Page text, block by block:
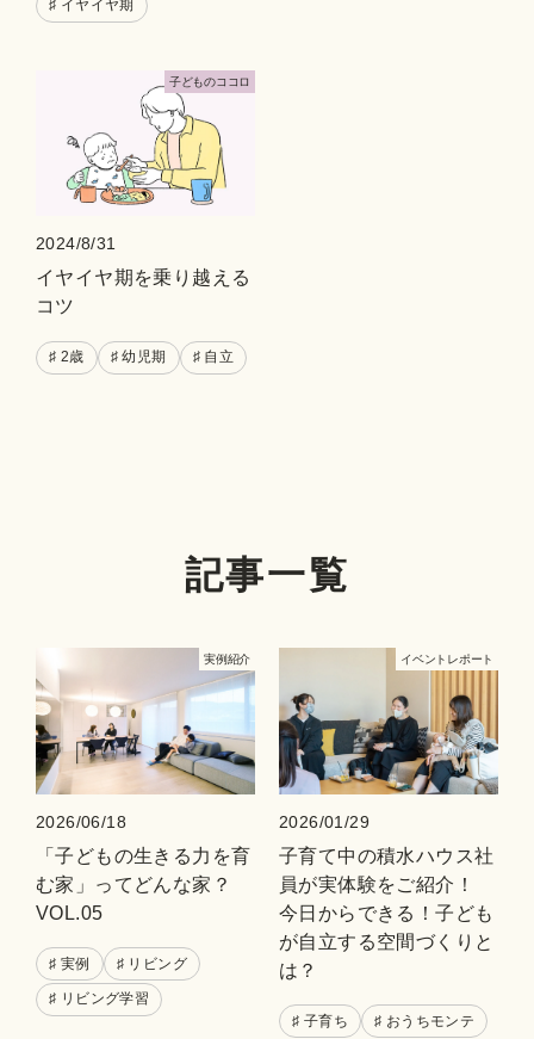
♯ イヤイヤ期
⼦どものココロ
2024/8/31
イヤイヤ期を乗り越える
コツ
♯ 2歳 ♯ 幼児期 ♯ 自立
記事一覧
実例紹介
2026/06/18
「子どもの生きる力を育
む家」ってどんな家？
VOL.05
♯ 実例 ♯ リビング
♯ リビング学習
イベントレポート
2026/01/29
子育て中の積水ハウス社
員が実体験をご紹介！
今日からできる！子ども
が自立する空間づくりと
は？
♯ 子育ち ♯ おうちモンテ